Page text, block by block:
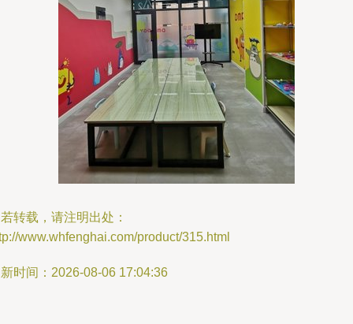
转载，请注明出处：
www.whfenghai.com/product/315.html
时间：2026-08-06 17:04:36